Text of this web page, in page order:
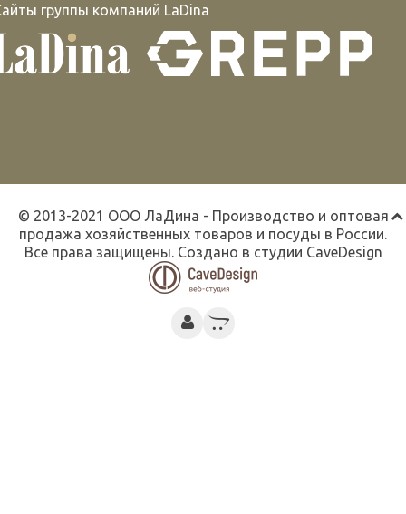
группы компаний LaDina
© 2013-2021 ООО ЛаДина - Производство и оптовая
продажа хозяйственных товаров и посуды в России.
Все права защищены. Создано в студии CaveDesign